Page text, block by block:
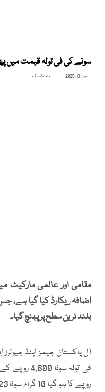
سونے کی فی تولہ قیمت میں
جون 13, 2025 ویب ڈیسک
مقامی اور عالمی مارکیٹ
اضافہ ریکارڈ کیا گیا ہے،
بلند ترین سطح پر پہنچ گیا۔
آل پاکستان جیمز اینڈ